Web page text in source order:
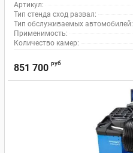
Артикул:
Тип стенда сход развал:
Тип обслуживаемых автомобилей:
Применимость:
Количество камер:
851 700 руб